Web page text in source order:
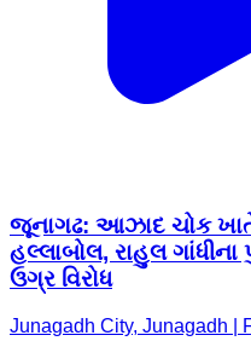
જૂનાગઢ: આઝાદ ચોક
હલ્લાબોલ, રાહુલ ગાંધીના
ઉગ્ર વિરોધ
Junagadh City, Junagadh |